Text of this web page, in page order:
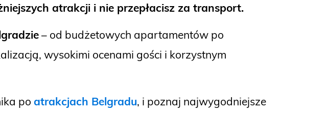
atrakcji i nie przepłacisz za transport.
– od budżetowych apartamentów po
wysokimi ocenami gości i korzystnym
po atrakcjach Belgradu, i poznaj najwygodniejsze